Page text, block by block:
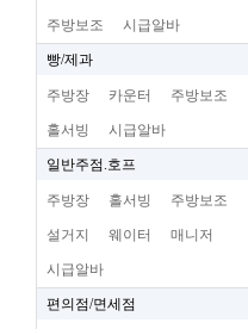
주방보조 시급알바
빵/제과
주방장 카운터 주방보조
홀서빙 시급알바
일반주점.호프
주방장 홀서빙 주방보조
설거지 웨이터 매니저
시급알바
편의점/면세점